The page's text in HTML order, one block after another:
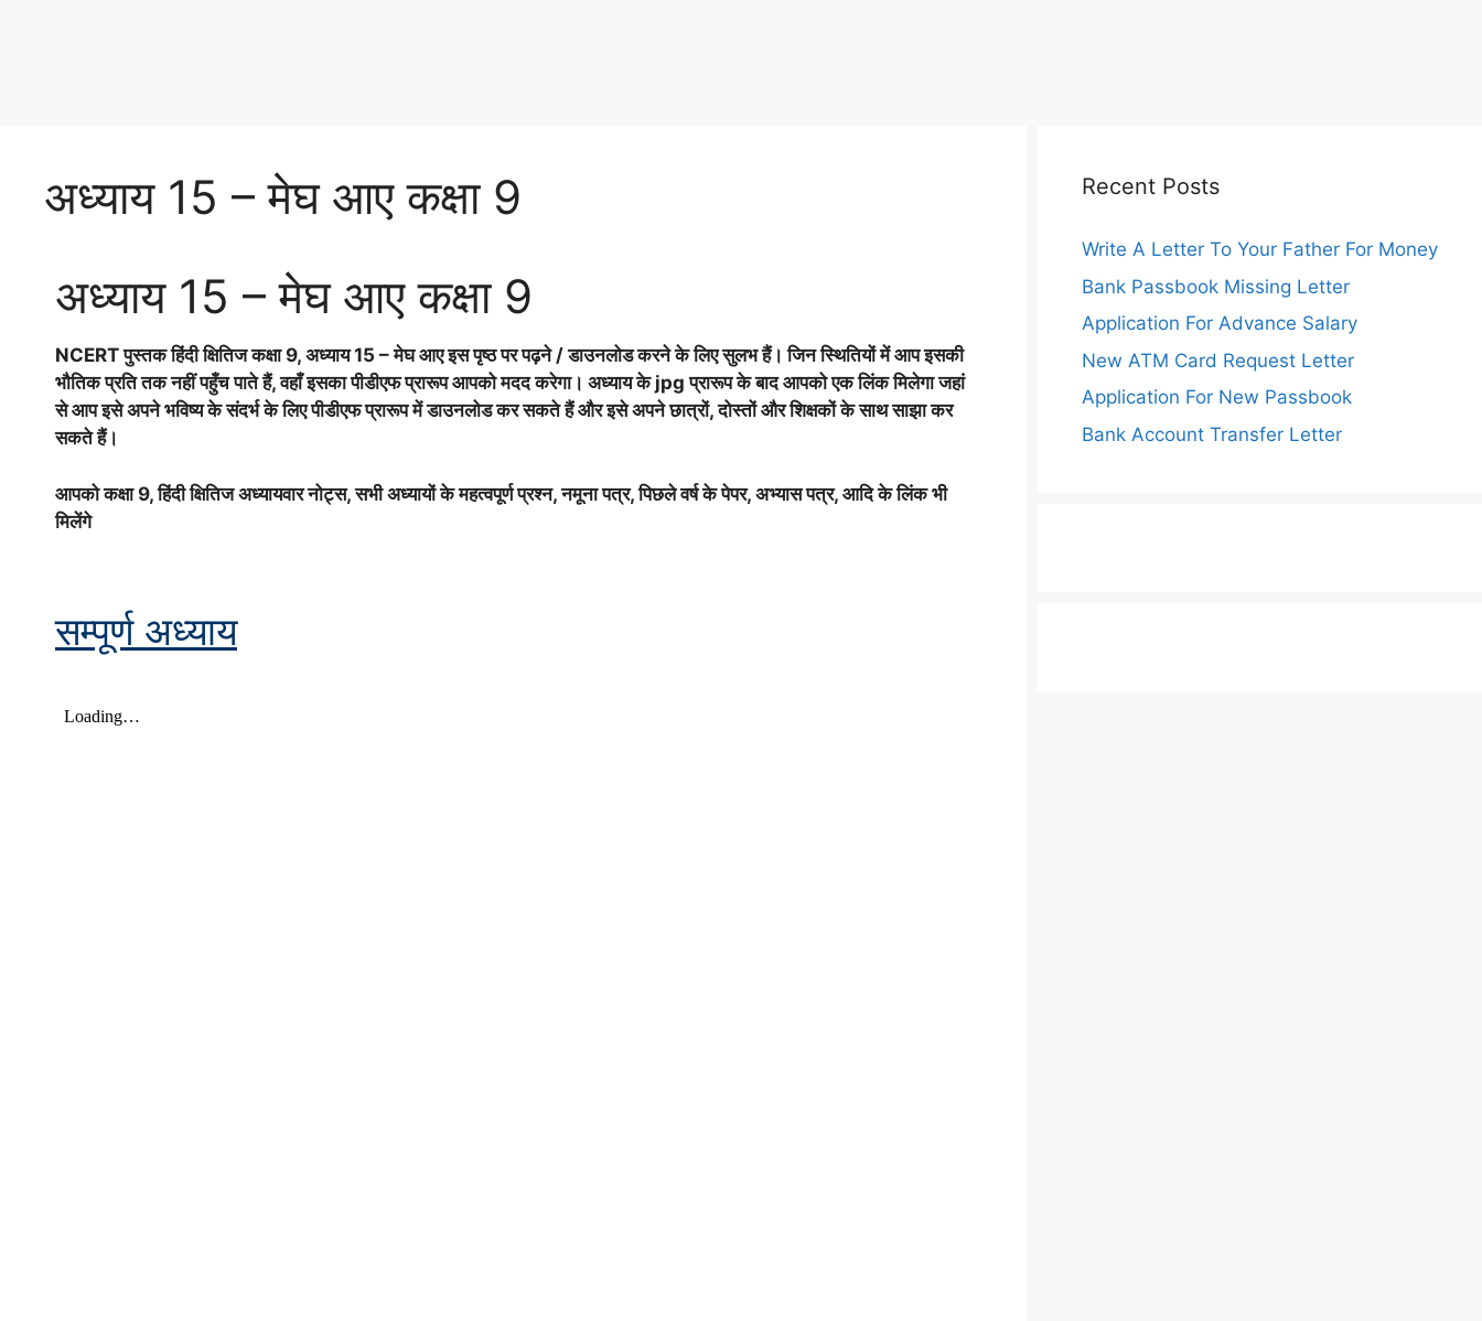
अध्याय 15 – मेघ आए कक्षा 9
अध्याय 15 – मेघ आए कक्षा 9
NCERT पुस्तक हिंदी क्षितिज कक्षा 9, अध्याय 15 – मेघ आए इस पृष्ठ पर पढ़ने / डाउनलोड करने के लिए सुलभ हैं। जिन स्थितियों में आप इसकी
भौतिक प्रति तक नहीं पहुँच पाते हैं, वहाँ इसका पीडीएफ प्रारूप आपको मदद करेगा। अध्याय के jpg प्रारूप के बाद आपको एक लिंक मिलेगा जहां
से आप इसे अपने भविष्य के संदर्भ के लिए पीडीएफ प्रारूप में डाउनलोड कर सकते हैं और इसे अपने छात्रों, दोस्तों और शिक्षकों के साथ साझा कर
सकते हैं।
आपको कक्षा 9, हिंदी क्षितिज अध्यायवार नोट्स, सभी अध्यायों के महत्वपूर्ण प्रश्न, नमूना पत्र, पिछले वर्ष के पेपर, अभ्यास पत्र, आदि के लिंक भी
मिलेंगे
सम्पूर्ण अध्याय
Recent Posts
Write A Letter To Your Father For Money
Bank Passbook Missing Letter
Application For Advance Salary
New ATM Card Request Letter
Application For New Passbook
Bank Account Transfer Letter